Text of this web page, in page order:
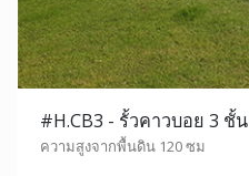
#H.CB3 - รั้วคาวบอย 3 ชั้น
ความสูงจากพื้นดิน 120 ซม